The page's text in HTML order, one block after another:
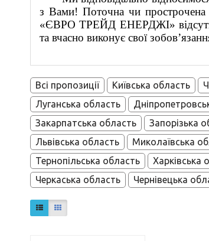
з Вами! Поточна чи прострочена
«ЄВРО ТРЕЙД ЕНЕРДЖІ»
та вчасно виконує свої
Всі пропозиції Київська область
Луганська область
Закарпатська область
Запорізька
Львівська область
Миколаївська
Тернопільська область
Харківська
Черкаська область
Чернівецька